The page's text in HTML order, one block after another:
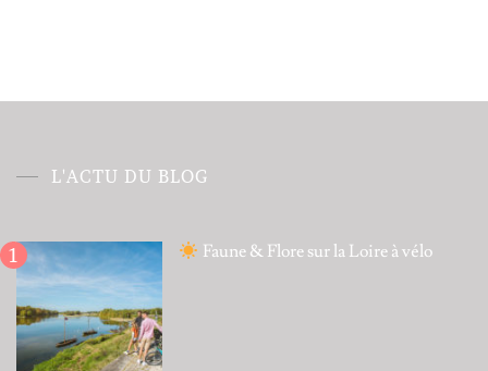
L'ACTU DU BLOG
Faune & Flore sur la Loire à vélo